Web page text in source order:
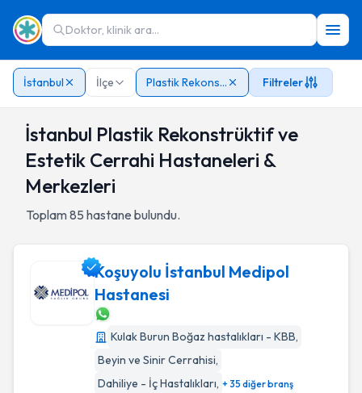
Doktor, klinik ara...
İstanbul İlçe Plastik Rekonstrüktif ve Estetik Cerrahi
Filtreler
İstanbul Plastik Rekonstrüktif ve
Estetik Cerrahi Hastaneleri &
Merkezleri
Toplam85 hastane bulundu.
Koşuyolu İstanbul Medipol Hastanesi
Koşuyolu İstanbul Medipol
Hastanesi
Kulak Burun Boğaz hastalıkları - KBB,
Beyin ve Sinir Cerrahisi,
Dahiliye - İç Hastalıkları, + 35 diğer branş